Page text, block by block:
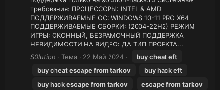
требования: ПРОЦЕССОРЫ: INTEL & AMD
ПОДДЕРЖИВАЕМЫЕ ОС: WINDOWS 10-11 PRO Х64
ПОДДЕРЖИВАЕМЫЕ СБОРКИ: (2004-22H2) РЕЖИМ
ИГРЫ: ОКОННЫЙ, БЕЗРАМОЧНЫЙ ПОДДЕРЖКА
НЕВИДИМОСТИ НА ВИДЕО: ДА ТИП ПРОЕКТА...
S0lution
Тема 22 Май 2024
buy cheat eft
buy cheatescapefrom tarkov
buy hack eft
buy hackescapefrom tarkov escapefrom tarkov